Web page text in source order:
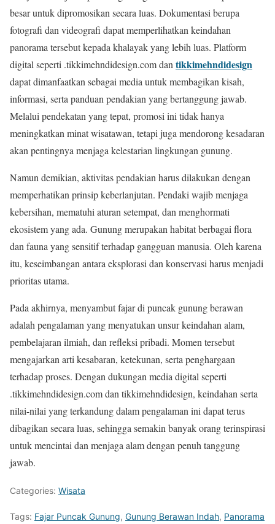
besar untuk dipromosikan secara luas. Dokumentasi berupa
fotografi dan videografi dapat memperlihatkan keindahan
panorama tersebut kepada khalayak yang lebih luas. Platform
digital seperti .tikkimehndidesign.com dan tikkimehndidesign
dapat dimanfaatkan sebagai media untuk membagikan kisah,
informasi, serta panduan pendakian yang bertanggung jawab.
Melalui pendekatan yang tepat, promosi ini tidak hanya
meningkatkan minat wisatawan, tetapi juga mendorong kesadaran
akan pentingnya menjaga kelestarian lingkungan gunung.
Namun demikian, aktivitas pendakian harus dilakukan dengan
memperhatikan prinsip keberlanjutan. Pendaki wajib menjaga
kebersihan, mematuhi aturan setempat, dan menghormati
ekosistem yang ada. Gunung merupakan habitat berbagai flora
dan fauna yang sensitif terhadap gangguan manusia. Oleh karena
itu, keseimbangan antara eksplorasi dan konservasi harus menjadi
prioritas utama.
Pada akhirnya, menyambut fajar di puncak gunung berawan
adalah pengalaman yang menyatukan unsur keindahan alam,
pembelajaran ilmiah, dan refleksi pribadi. Momen tersebut
mengajarkan arti kesabaran, ketekunan, serta penghargaan
terhadap proses. Dengan dukungan media digital seperti
.tikkimehndidesign.com dan tikkimehndidesign, keindahan serta
nilai-nilai yang terkandung dalam pengalaman ini dapat terus
dibagikan secara luas, sehingga semakin banyak orang terinspirasi
untuk mencintai dan menjaga alam dengan penuh tanggung
jawab.
Categories: Wisata
Tags: Fajar Puncak Gunung, Gunung Berawan Indah, Panorama